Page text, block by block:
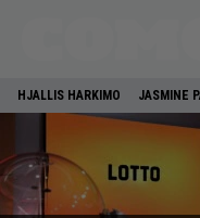
HJALLIS HARKIMO JASMINE